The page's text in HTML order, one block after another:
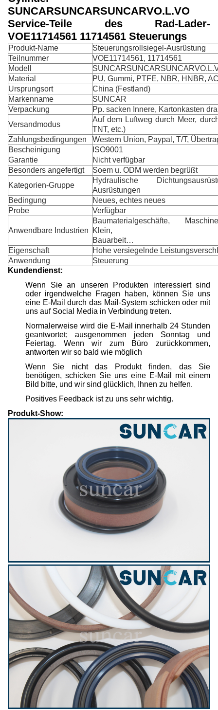
SUNCARSUNCARSUNCARVO.L.VO
Service-Teile des Rad-Lader-
VOE11714561 11714561 Steuerungs
Produkt-Name
Steuerungsrollsiegel-Ausrüstung
Teilnummer
VOE11714561, 11714561
Modell
Material
PU, Gummi, PTFE, NBR, HNBR,
Ursprungsort
China (Festland)
Markenname
SUNCAR
Verpackung
Pp. sacken Innere, Kartonkasten
Versandmodus
Auf dem Luftweg durch Meer,
TNT, etc.)
Zahlungsbedingungen
Western Union, Paypal, T/T,
Bescheinigung
ISO9001
Garantie
Nicht verfügbar
Besonders angefertigt
Soem u. ODM werden begrüßt
Kategorien-Gruppe
Hydraulische
Ausrüstungen
Bedingung
Neues, echtes neues
Probe
Verfügbar
Anwendbare Industrien
Baumaterialgeschäfte,
Klein,
Bauarbeit…
Eigenschaft
Hohe versiegelnde
Anwendung
Steuerung
Kundendienst:
Wenn Sie an unseren Produkten interessiert sind
oder irgendwelche Fragen haben, können Sie uns
eine E-Mail durch das Mail-System schicken oder mit
uns auf Social Media in Verbindung treten.
Normalerweise wird die E-Mail innerhalb 24 Stunden
geantwortet; ausgenommen jeden Sonntag und
Feiertag. Wenn wir zum Büro zurückkommen,
antworten wir so bald wie möglich
Wenn Sie nicht das Produkt finden, das Sie
benötigen, schicken Sie uns eine E-Mail mit einem
Bild bitte, und wir sind glücklich, Ihnen zu helfen.
Positives Feedback ist zu uns sehr wichtig.
Produkt-Show: